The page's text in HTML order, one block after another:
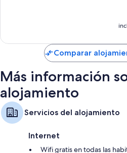
Comparar
Más información
alojamiento
Servicios del alojamiento
Internet
Wifi gratis en todas las